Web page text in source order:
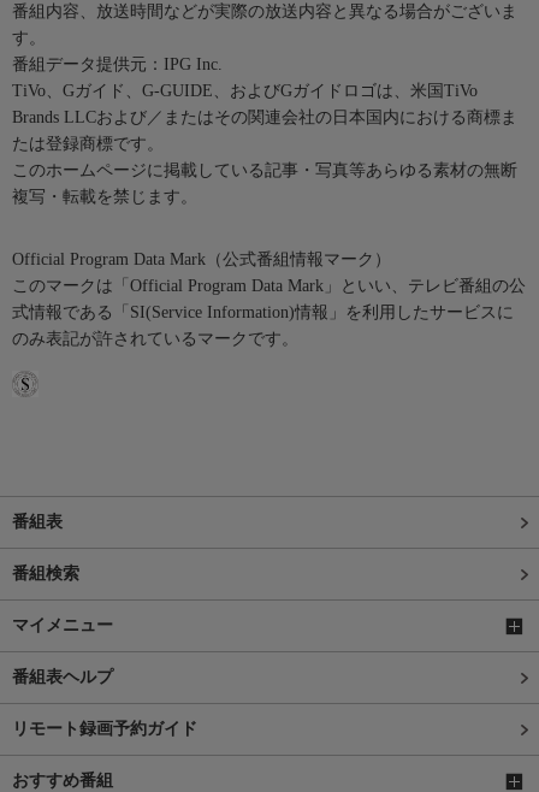
番組内容、放送時間などが実際の放送内容と異なる場合がございま
す。
番組データ提供元：IPG Inc.
TiVo、Gガイド、G-GUIDE、およびGガイドロゴは、米国TiVo
Brands LLCおよび／またはその関連会社の日本国内における商標ま
たは登録商標です。
このホームページに掲載している記事・写真等あらゆる素材の無断
複写・転載を禁じます。
Official Program Data Mark（公式番組情報マーク）
このマークは「Official Program Data Mark」といい、テレビ番組の公
式情報である「SI(Service Information)情報」を利用したサービスに
のみ表記が許されているマークです。
番組表
番組検索
マイメニュー
番組表ヘルプ
リモート録画予約ガイド
おすすめ番組